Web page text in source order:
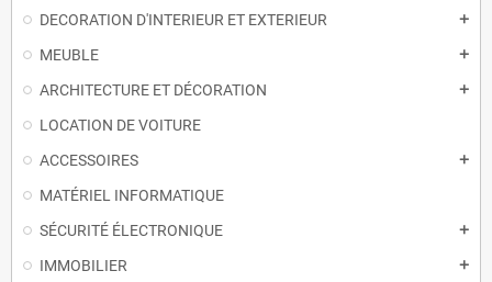
DECORATION D'INTERIEUR ET EXTERIEUR add
MEUBLE add
ARCHITECTURE ET DÉCORATION add
LOCATION DE VOITURE
ACCESSOIRES
add
MATÉRIEL INFORMATIQUE
SÉCURITÉ ÉLECTRONIQUE
add
IMMOBILIER add